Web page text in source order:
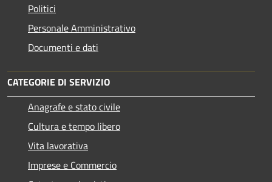
Politici
Personale Amministrativo
Documenti e dati
CATEGORIE DI SERVIZIO
Anagrafe e stato civile
Cultura e tempo libero
Vita lavorativa
Imprese e Commercio